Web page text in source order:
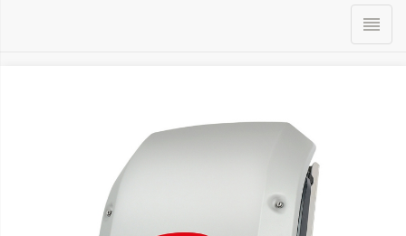

KONTAKT
MENIČE NAPÄTIA DC / AC